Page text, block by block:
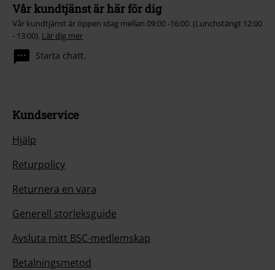
Vår kundtjänst är här för dig
Vår kundtjänst är öppen idag mellan 09:00 -16:00. (Lunchstängt 12:00
- 13:00). Lär dig mer
Starta chatt.
Kundservice
Hjälp
Returpolicy
Returnera en vara
Generell storleksguide
Avsluta mitt BSC-medlemskap
Betalningsmetod